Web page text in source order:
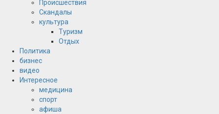
Происшествия
Скандалы
культура
Туризм
Отдых
Политика
бизнес
видео
Интересное
медицина
спорт
афиша